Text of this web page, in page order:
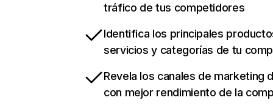
tráfico de tus competidores
Identifica los principales
servicios y categorías de tu
Revela los canales de marketing
con mejor rendimiento de la